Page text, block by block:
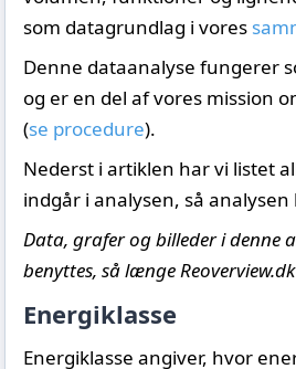
som datagrundlag i vores
Denne dataanalyse fungerer
og er en del af vores mission
(se procedure).
Nederst i artiklen har vi listet
indgår i analysen, så
Data, grafer og billeder i denne
benyttes, så længe
Energiklasse
Energiklasse angiver, hvor